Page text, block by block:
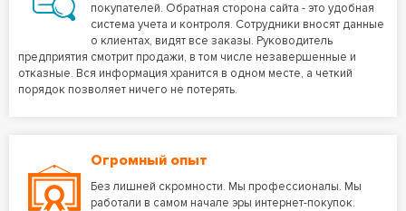
покупателей. Обратная сторона сайта - это удобная
система учета и контроля. Сотрудники вносят данные
о клиентах, видят все заказы. Руководитель
предприятия смотрит продажи, в том числе незавершенные и
отказные. Вся информация хранится в одном месте, а четкий
порядок позволяет ничего не потерять.
Огромный опыт
Без лишней скромности. Мы профессионалы. Мы
работали в самом начале эры интернет-покупок.